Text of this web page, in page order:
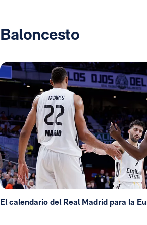
Baloncesto
El calendario del Real Madrid para la